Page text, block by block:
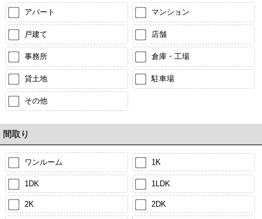
アパート マンション
戸建て 店舗
事務所 倉庫・工場
貸土地 駐車場
その他
間取り
ワンルーム 1K
1DK 1LDK
2K 2DK